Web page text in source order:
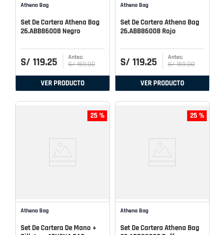
Athena Bag
Set De Cartera Athena Bag
26.ABB86008 Negro
S/ 119.25 S/ 159.00
VER PRODUCTO
Athena Bag
Set De Cartera Athena Bag
26.ABB86008 Rojo
S/ 119.25 S/ 159.00
VER PRODUCTO
25 %
Athena Bag
Set De Cartera De Mano +
25 %
Athena Bag
Set De Cartera Athena Bag